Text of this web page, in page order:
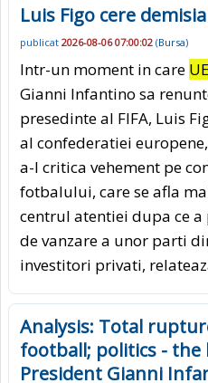
Luis Figo cere
publicat 2026-08-06 07:00:02 (Bursa)
Intr-un moment in care
Gianni Infantino sa
presedinte al FIFA, Luis
al confederatiei
a-l critica vehement pe
fotbalului, care se afla
centrul atentiei dupa ce
de vanzare a unor parti
investitori privati,
Analysis: Total
football; politics - the
President Gianni